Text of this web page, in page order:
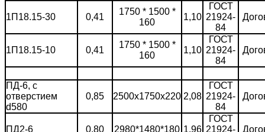
1П18.15-30 0,41
1750 * 1500 *
160
1,10
ГОСТ
21924-
84
1П18.15-10 0,41
1750 * 1500 *
160
1,10
ГОСТ
21924-
84
ПД-6, с
отверстием
d580
0,85 2500х1750х220 2,08
ГОСТ
21924-
84
ПД2-6 0,80 2980*1480*180 1,96
ГОСТ
21924-